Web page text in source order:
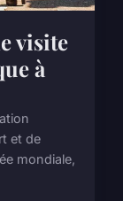
visite
à
et de
mondiale,